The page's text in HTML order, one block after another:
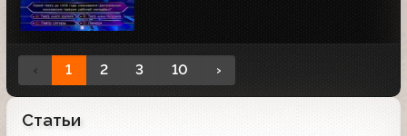
‹ 1 2 3 10 ›
Статьи